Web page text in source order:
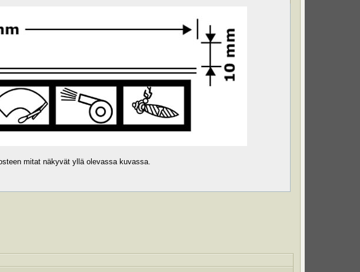
mitat näkyvät yllä olevassa kuvassa.